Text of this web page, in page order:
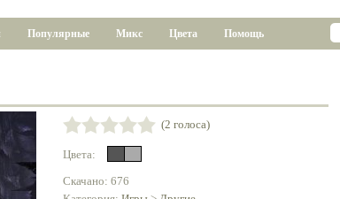
Популярные Микс Цвета Помощь
(2 голоса)
Цвета:
Скачано: 676